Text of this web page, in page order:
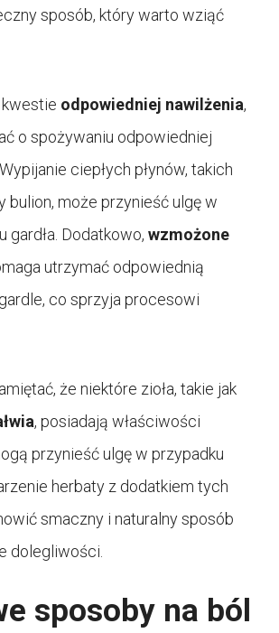
sposób, który warto wziąć
odpowiedniej nawilżenia,
o spożywaniu odpowiedniej
ciepłych płynów, takich
bulion, może przynieść ulgę w
gardła. Dodatkowo, wzmożone
utrzymać odpowiednią
co sprzyja procesowi
że niektóre zioła, takie jak
, posiadają właściwości
przynieść ulgę w przypadku
herbaty z dodatkiem tych
smaczny i naturalny sposób
dolegliwości.
sposoby na ból